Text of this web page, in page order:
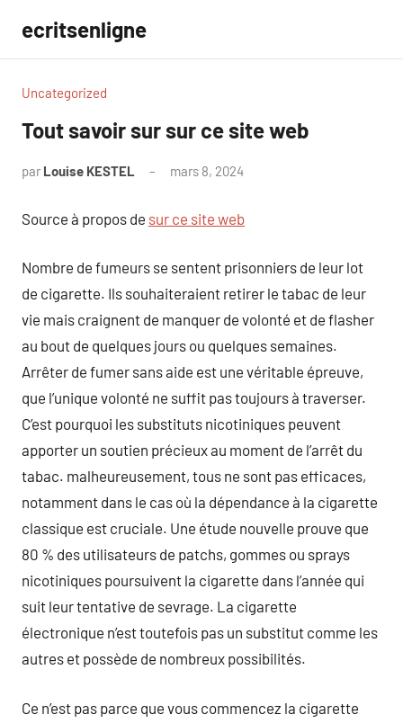
contenu
ecritsenligne
Uncategorized
Tout savoir sur sur ce site web
par Louise KESTEL mars 8, 2024
Source à propos de sur ce site web
Nombre de fumeurs se sentent prisonniers de leur lot
de cigarette. Ils souhaiteraient retirer le tabac de leur
vie mais craignent de manquer de volonté et de flasher
au bout de quelques jours ou quelques semaines.
Arrêter de fumer sans aide est une véritable épreuve,
que l’unique volonté ne suffit pas toujours à traverser.
C’est pourquoi les substituts nicotiniques peuvent
apporter un soutien précieux au moment de l’arrêt du
tabac. malheureusement, tous ne sont pas efficaces,
notamment dans le cas où la dépendance à la cigarette
classique est cruciale. Une étude nouvelle prouve que
80 % des utilisateurs de patchs, gommes ou sprays
nicotiniques poursuivent la cigarette dans l’année qui
suit leur tentative de sevrage. La cigarette
électronique n’est toutefois pas un substitut comme les
autres et possède de nombreux possibilités.
Ce n’est pas parce que vous commencez la cigarette